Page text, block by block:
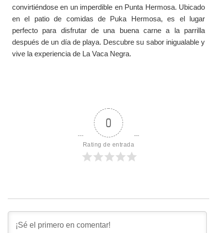
convirtiéndose en un imperdible en Punta Hermosa. Ubicado
en el patio de comidas de Puka Hermosa, es el lugar
perfecto para disfrutar de una buena carne a la parrilla
después de un día de playa. Descubre su sabor inigualable y
vive la experiencia de La Vaca Negra.
0
Rating de entrada